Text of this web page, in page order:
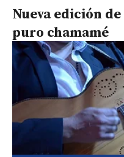
Nueva edición
puro chamamé